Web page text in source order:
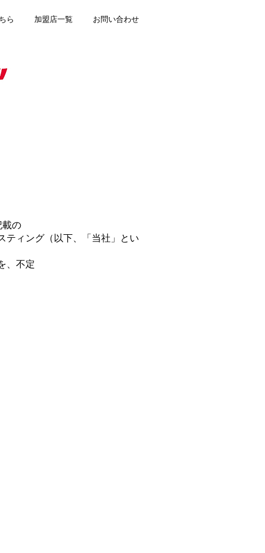
ら 加盟店一覧 お問い合わせ
載の
ティング（以下、「当社」とい
、不定